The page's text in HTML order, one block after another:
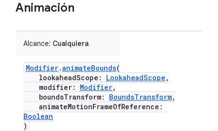
Animación
Alcance: Cualquiera
Modifier.animateBounds(
lookaheadScope: LookaheadScope ,
modifier: Modifier,
boundsTransform: BoundsTransform,
animateMotionFrameOfReference:
Boolean
)